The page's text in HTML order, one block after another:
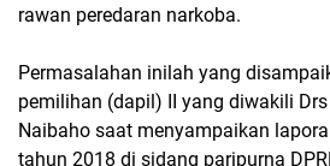
rawan peredaran narkoba.
Permasalahan inilah yang
pemilihan (dapil) II yang diwakili
Naibaho saat menyampaikan
tahun 2018 di sidang paripurna